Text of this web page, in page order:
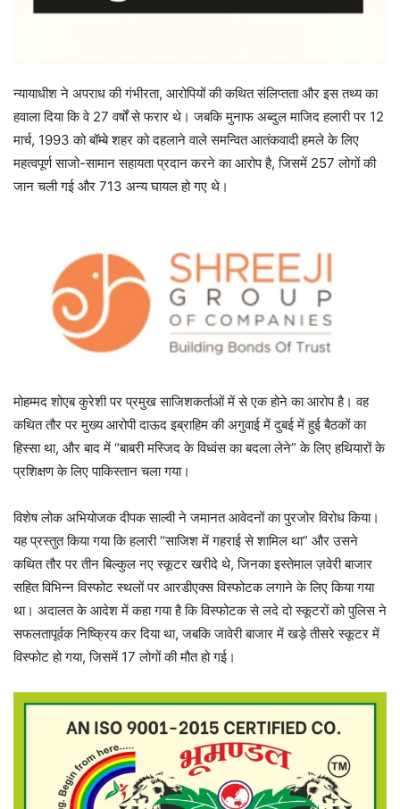
न्यायाधीश ने अपराध की गंभीरता, आरोपियों की कथित संलिप्तता और इस तथ्य का
हवाला दिया कि वे 27 वर्षों से फरार थे। जबकि मुनाफ अब्दुल माजिद हलारी पर 12
मार्च, 1993 को बॉम्बे शहर को दहलाने वाले समन्वित आतंकवादी हमले के लिए
महत्वपूर्ण साजो-सामान सहायता प्रदान करने का आरोप है, जिसमें 257 लोगों की
जान चली गई और 713 अन्य घायल हो गए थे।
मोहम्मद शोएब कुरेशी पर प्रमुख साजिशकर्ताओं में से एक होने का आरोप है। वह
कथित तौर पर मुख्य आरोपी दाऊद इब्राहिम की अगुवाई में दुबई में हुई बैठकों का
हिस्सा था, और बाद में “बाबरी मस्जिद के विध्वंस का बदला लेने” के लिए हथियारों के
प्रशिक्षण के लिए पाकिस्तान चला गया।
विशेष लोक अभियोजक दीपक साल्वी ने जमानत आवेदनों का पुरजोर विरोध किया।
यह प्रस्तुत किया गया कि हलारी “साजिश में गहराई से शामिल था” और उसने
कथित तौर पर तीन बिल्कुल नए स्कूटर खरीदे थे, जिनका इस्तेमाल ज़वेरी बाजार
सहित विभिन्न विस्फोट स्थलों पर आरडीएक्स विस्फोटक लगाने के लिए किया गया
था। अदालत के आदेश में कहा गया है कि विस्फोटक से लदे दो स्कूटरों को पुलिस ने
सफलतापूर्वक निष्क्रिय कर दिया था, जबकि जावेरी बाजार में खड़े तीसरे स्कूटर में
विस्फोट हो गया, जिसमें 17 लोगों की मौत हो गई।